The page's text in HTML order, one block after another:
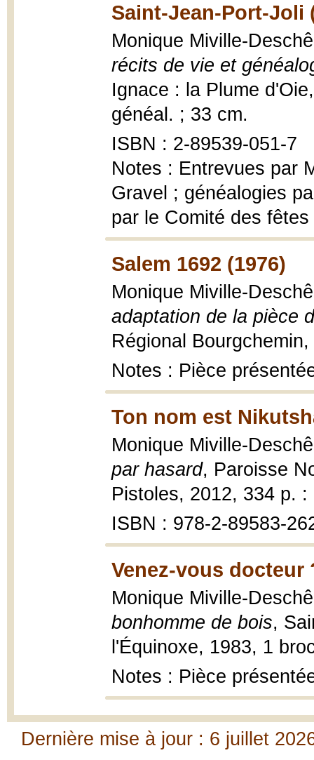
Saint-Jean-Port-Joli
Monique Miville-
récits de vie et
Ignace : la Plume
généal. ; 33 cm.
ISBN : 2-89539-051-7
Notes : Entrevues par
Gravel ; généalogies
par le Comité des
Salem 1692 (1976)
Monique Miville-
adaptation de la pièce
Régional
Notes : Pièce
Ton nom est
Monique Miville-
par hasard, Paroisse
Pistoles, 2012, 334 p.
ISBN : 978-2-89583-
Venez-vous docteur
Monique Miville-
bonhomme de bois,
l'Équinoxe, 1983, 1
Notes : Pièce
Dernière mise à jour : 6 juillet